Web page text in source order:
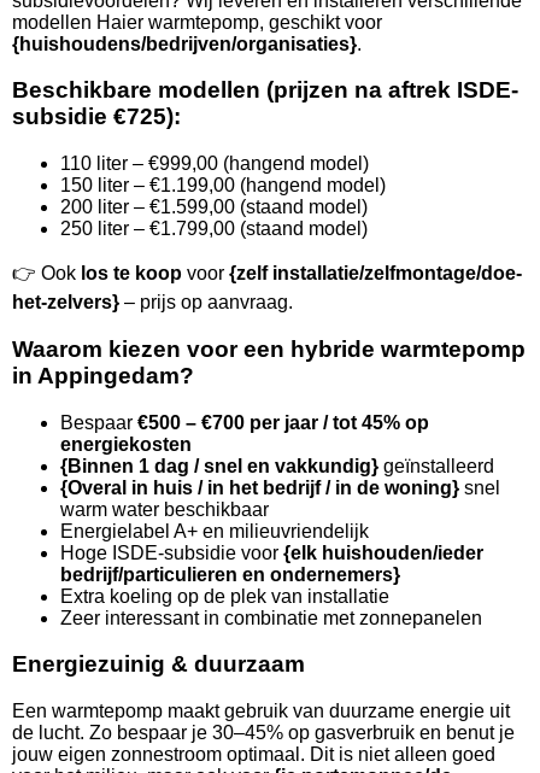
modellen Haier warmtepomp, geschikt voor
{huishoudens/bedrijven/organisaties}.
Beschikbare modellen (prijzen na aftrek ISDE-
subsidie €725):
110 liter – €999,00 (hangend model)
150 liter – €1.199,00 (hangend model)
200 liter – €1.599,00 (staand model)
250 liter – €1.799,00 (staand model)
👉 Ook los te koop voor {zelf installatie/zelfmontage/doe-
het-zelvers} – prijs op aanvraag.
Waarom kiezen voor een hybride warmtepomp
in Appingedam?
Bespaar €500 – €700 per jaar / tot 45% op
energiekosten
{Binnen 1 dag / snel en vakkundig} geïnstalleerd
{Overal in huis / in het bedrijf / in de woning} snel
warm water beschikbaar
Energielabel A+ en milieuvriendelijk
Hoge ISDE-subsidie voor {elk huishouden/ieder
bedrijf/particulieren en ondernemers}
Extra koeling op de plek van installatie
Zeer interessant in combinatie met zonnepanelen
Energiezuinig & duurzaam
Een warmtepomp maakt gebruik van duurzame energie uit
de lucht. Zo bespaar je 30–45% op gasverbruik en benut je
jouw eigen zonnestroom optimaal. Dit is niet alleen goed